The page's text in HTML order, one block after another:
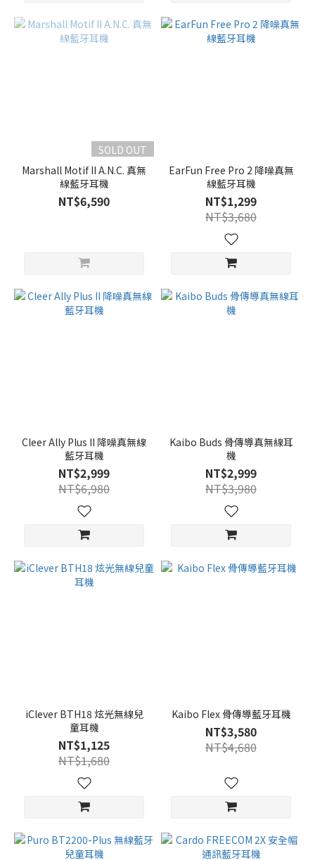
SOLD OUT
Marshall Motif II A.N.C. 真無
線藍牙耳機
NT$6,590
EarFun Free Pro 2 降噪真無
線藍牙耳機
NT$1,299
NT$3,680
Cleer Ally Plus II 降噪真無線
藍牙耳機
NT$2,999
NT$6,980
Kaibo Buds 骨傳導真無線耳
機
NT$2,999
NT$3,980
iClever BTH18 炫光無線兒
童耳機
NT$1,125
NT$1,680
Kaibo Flex 骨傳導藍牙耳機
NT$3,580
NT$4,680